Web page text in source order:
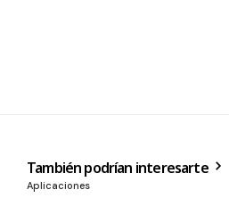
También podrían interesarte
Aplicaciones